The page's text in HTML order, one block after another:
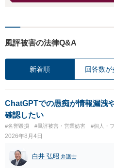
風評被害の法律Q&A
新着順 回答数が
ChatGPTでの愚痴が情報漏洩
確認したい
#名誉毀損 #風評被害・営業妨害 #個人・
2026年8月4日
白井 弘昭 弁護士